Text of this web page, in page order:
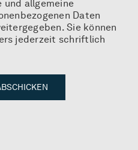
und allgemeine
Daten
Sie können
jederzeit schriftlich